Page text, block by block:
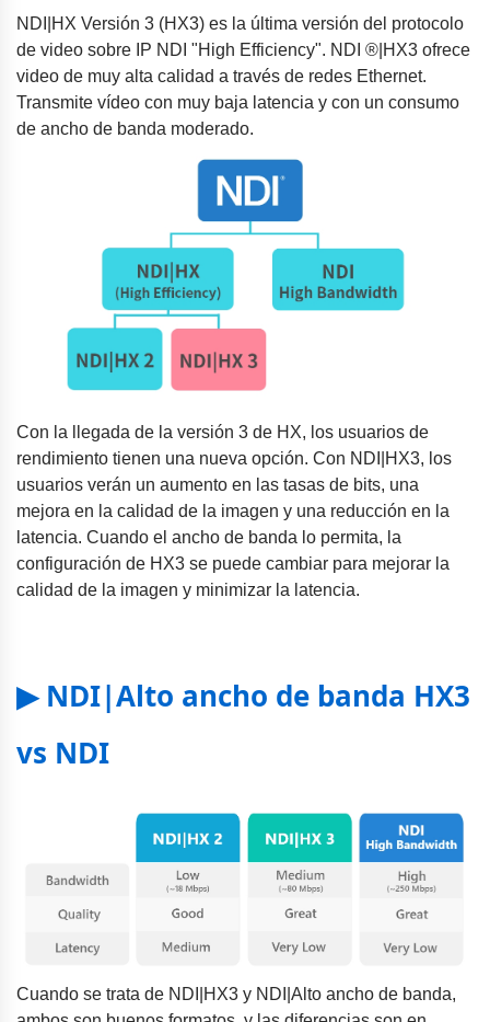
NDI|HX Versión 3 (HX3) es la última versión del protocolo
de video sobre IP NDI "High Efficiency". NDI ®|HX3 ofrece
video de muy alta calidad a través de redes Ethernet.
Transmite vídeo con muy baja latencia y con un consumo
de ancho de banda moderado.
Con la llegada de la versión 3 de HX, los usuarios de
rendimiento tienen una nueva opción. Con NDI|HX3, los
usuarios verán un aumento en las tasas de bits, una
mejora en la calidad de la imagen y una reducción en la
latencia. Cuando el ancho de banda lo permita, la
configuración de HX3 se puede cambiar para mejorar la
calidad de la imagen y minimizar la latencia.
▶ NDI|Alto ancho de banda HX3
vs NDI
Cuando se trata de NDI|HX3 y NDI|Alto ancho de banda,